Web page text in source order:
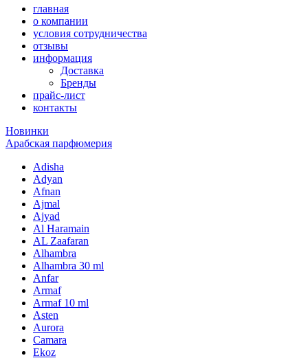
главная
о компании
условия сотрудничества
отзывы
информация
Доставка
Бренды
прайс-лист
контакты
Новинки
Арабская парфюмерия
Adisha
Adyan
Afnan
Ajmal
Ajyad
Al Haramain
AL Zaafaran
Alhambra
Alhambra 30 ml
Anfar
Armaf
Armaf 10 ml
Asten
Aurora
Camara
Ekoz